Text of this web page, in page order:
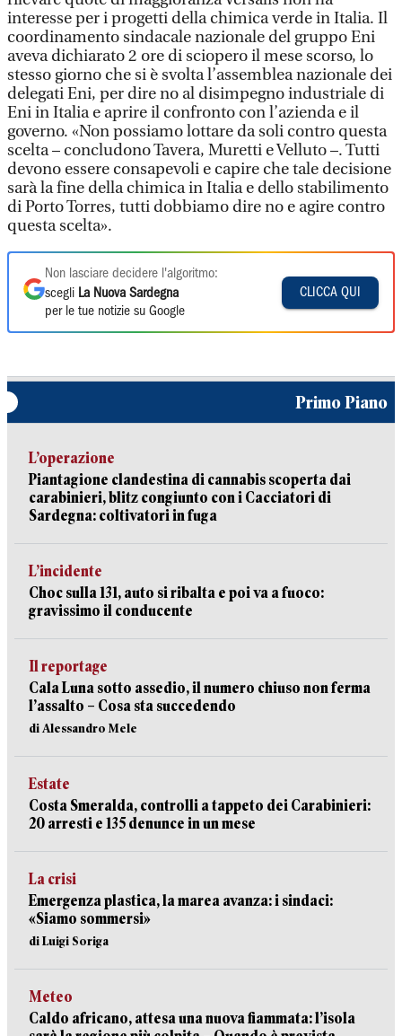
interesse per i progetti della chimica verde in Italia. Il
coordinamento sindacale nazionale del gruppo Eni
aveva dichiarato 2 ore di sciopero il mese scorso, lo
stesso giorno che si è svolta l’assemblea nazionale dei
delegati Eni, per dire no al disimpegno industriale di
Eni in Italia e aprire il confronto con l’azienda e il
governo. «Non possiamo lottare da soli contro questa
scelta – concludono Tavera, Muretti e Velluto –. Tutti
devono essere consapevoli e capire che tale decisione
sarà la fine della chimica in Italia e dello stabilimento
di Porto Torres, tutti dobbiamo dire no e agire contro
questa scelta».
Non lasciare decidere l'algoritmo:
scegli La Nuova Sardegna
per le tue notizie su Google
CLICCA QUI
Primo Piano
L’operazione
Piantagione clandestina di cannabis scoperta dai
carabinieri, blitz congiunto con i Cacciatori di
Sardegna: coltivatori in fuga
L’incidente
Choc sulla 131, auto si ribalta e poi va a fuoco:
gravissimo il conducente
Il reportage
Cala Luna sotto assedio, il numero chiuso non ferma
l’assalto – Cosa sta succedendo
di Alessandro Mele
Estate
Costa Smeralda, controlli a tappeto dei Carabinieri:
20 arresti e 135 denunce in un mese
La crisi
Emergenza plastica, la marea avanza: i sindaci:
«Siamo sommersi»
di Luigi Soriga
Meteo
Caldo africano, attesa una nuova fiammata: l’isola